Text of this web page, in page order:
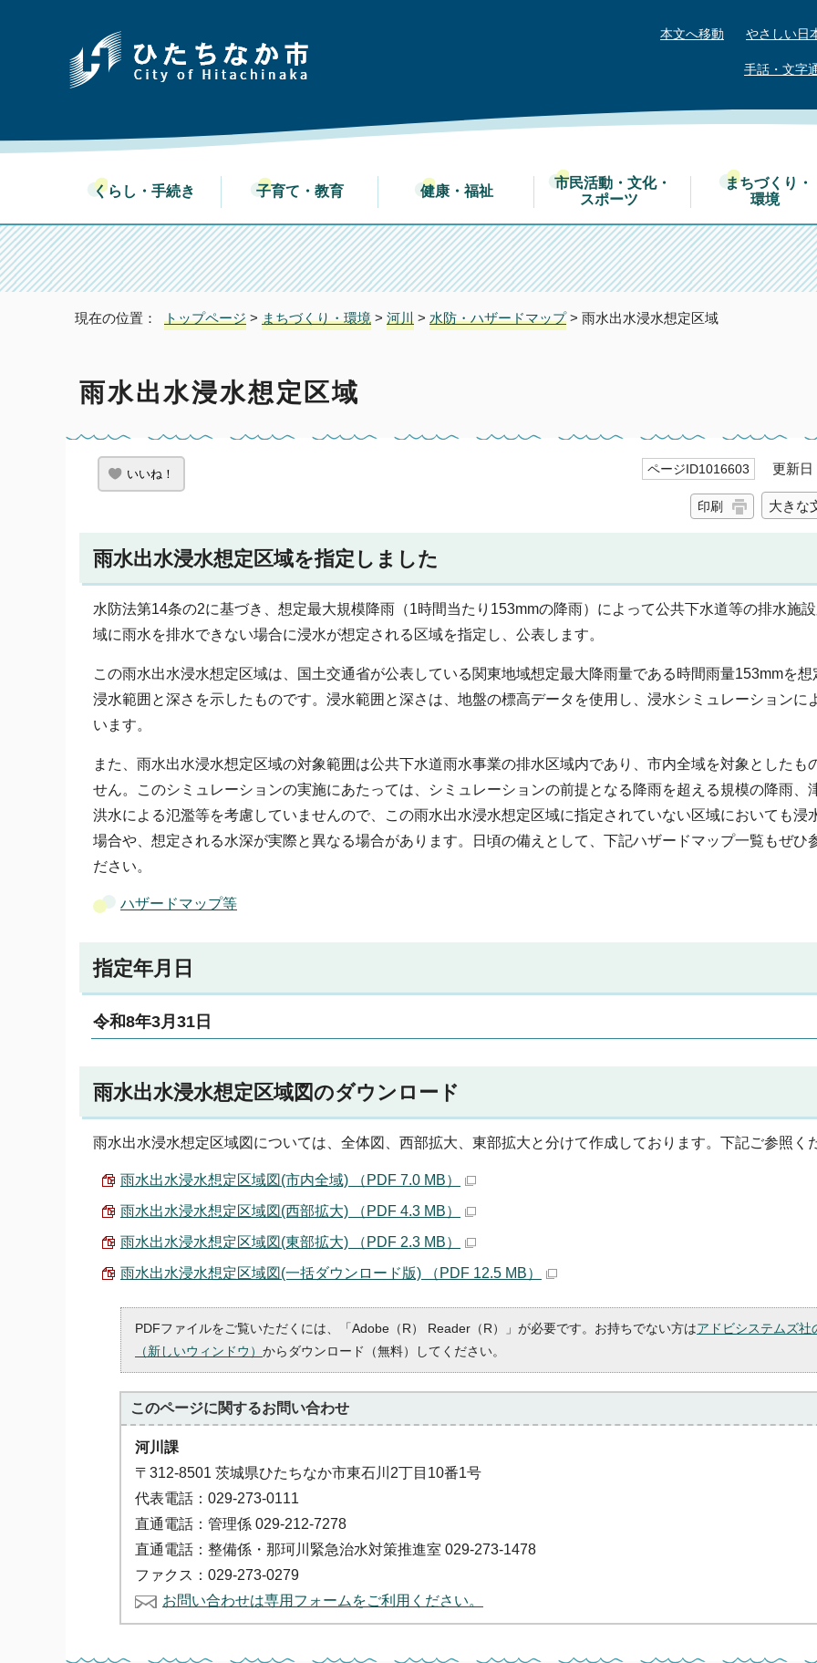
本文へ移動 やさしい日
手話・文字
くらし・手続き 子育て・教育 健康・福祉
市民活動・文化・
スポーツ
まちづくり・
環境
現在の位置： トップページ > まちづくり・環境 > 河川 > 水防・ハザードマップ> 雨水出水浸水想定区域
雨水出水浸水想定区域
いいね！ ページID1016603 更新日
印刷 大きな
雨水出水浸水想定区域を指定しました
水防法第14条の2に基づき、想定最大規模降雨（1時間当たり153mmの降雨）によって公共下水道等の排水施
域に雨水を排水できない場合に浸水が想定される区域を指定し、公表します。
この雨水出水浸水想定区域は、国土交通省が公表している関東地域想定最大降雨量である時間雨量153mmを
浸水範囲と深さを示したものです。浸水範囲と深さは、地盤の標高データを使用し、浸水シミュレーションに
います。
また、雨水出水浸水想定区域の対象範囲は公共下水道雨水事業の排水区域内であり、市内全域を対象としたも
せん。このシミュレーションの実施にあたっては、シミュレーションの前提となる降雨を超える規模の降雨、
洪水による氾濫等を考慮していませんので、この雨水出水浸水想定区域に指定されていない区域においても浸
場合や、想定される水深が実際と異なる場合があります。日頃の備えとして、下記ハザードマップ一覧もぜひ
ださい。
ハザードマップ等
指定年月日
令和8年3月31日
雨水出水浸水想定区域図のダウンロード
雨水出水浸水想定区域図については、全体図、西部拡大、東部拡大と分けて作成しております。下記ご参照く
雨水出水浸水想定区域図(市内全域) （PDF 7.0 MB）
雨水出水浸水想定区域図(西部拡大) （PDF 4.3 MB）
雨水出水浸水想定区域図(東部拡大) （PDF 2.3 MB）
雨水出水浸水想定区域図(一括ダウンロード版) （PDF 12.5 MB）
PDFファイルをご覧いただくには、「Adobe（R） Reader（R）」が必要です。お持ちでない方はアドビシステムズ社
（新しいウィンドウ） からダウンロード（無料）してください。
このページに関するお問い合わせ
河川課
〒312-8501 茨城県ひたちなか市東石川2丁目10番1号
代表電話：029-273-0111
直通電話：管理係 029-212-7278
直通電話：整備係・那珂川緊急治水対策推進室 029-273-1478
ファクス：029-273-0279
お問い合わせは専用フォームをご利用ください。